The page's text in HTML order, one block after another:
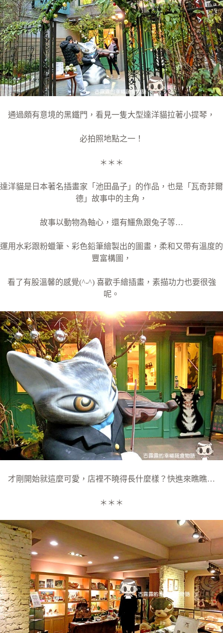
通過頗有意境的黑鐵門，看見一隻大型達洋貓拉著小提琴，
必拍照地點之一！
＊＊＊
達洋貓是日本著名插畫家「池田晶子」的作品，也是「瓦奇菲爾
德」故事中的主角，
故事以動物為軸心，還有鱷魚跟兔子等…
運用水彩跟粉蠟筆、彩色鉛筆繪製出的圖畫，柔和又帶有溫度的
豐富構圖，
看了有股溫馨的感覺(^-^) 喜歡手繪插畫，素描功力也要很強
呢。
才剛開始就這麼可愛，店裡不曉得長什麼樣？快進來瞧瞧…
＊＊＊